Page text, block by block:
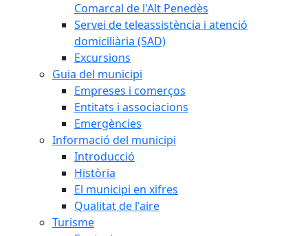
Comarcal de l'Alt Penedès
Servei de teleassistència i atenció
domiciliària (SAD)
Excursions
Guia del municipi
Empreses i comerços
Entitats i associacions
Emergències
Informació del municipi
Introducció
Història
El municipi en xifres
Qualitat de l'aire
Turisme